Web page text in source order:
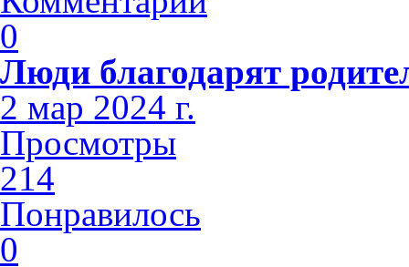
0
Люди благодарят
2 мар 2024 г.
Просмотры
214
Понравилось
0